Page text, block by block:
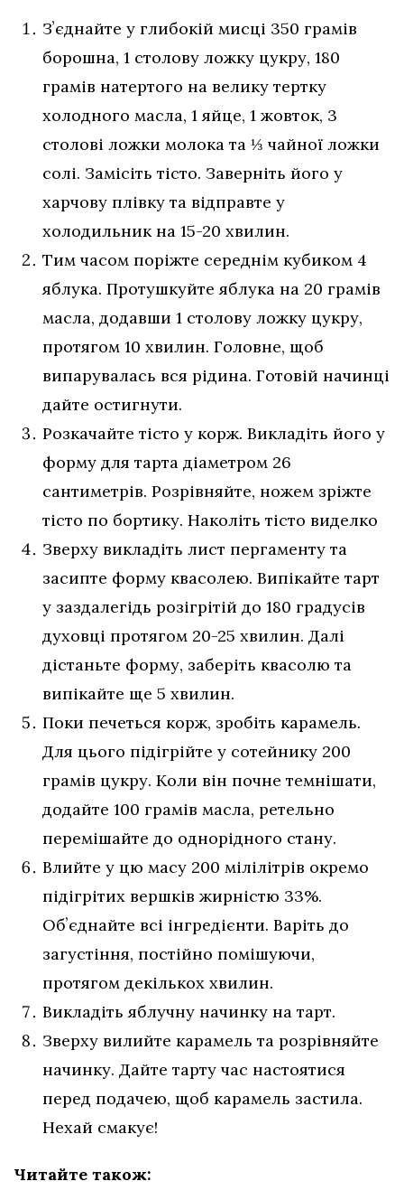
Зʼєднайте у глибокій мисці 350 грамів
борошна, 1 столову ложку цукру, 180
грамів натертого на велику тертку
холодного масла, 1 яйце, 1 жовток, 3
столові ложки молока та ⅓ чайної ложки
солі. Замісіть тісто. Заверніть його у
харчову плівку та відправте у
холодильник на 15-20 хвилин.
Тим часом поріжте середнім кубиком 4
яблука. Протушкуйте яблука на 20 грамів
масла, додавши 1 столову ложку цукру,
протягом 10 хвилин. Головне, щоб
випарувалась вся рідина. Готовій начинці
дайте остигнути.
Розкачайте тісто у корж. Викладіть його у
форму для тарта діаметром 26
сантиметрів. Розрівняйте, ножем зріжте
тісто по бортику. Наколіть тісто виделко
Зверху викладіть лист пергаменту та
засипте форму квасолею. Випікайте тарт
у заздалегідь розігрітій до 180 градусів
духовці протягом 20-25 хвилин. Далі
дістаньте форму, заберіть квасолю та
випікайте ще 5 хвилин.
Поки печеться корж, зробіть карамель.
Для цього підігрійте у сотейнику 200
грамів цукру. Коли він почне темнішати,
додайте 100 грамів масла, ретельно
перемішайте до однорідного стану.
Влийте у цю масу 200 мілілітрів окремо
підігрітих вершків жирністю 33%.
Обʼєднайте всі інгредієнти. Варіть до
загустіння, постійно помішуючи,
протягом декількох хвилин.
Викладіть яблучну начинку на тарт.
Зверху вилийте карамель та розрівняйте
начинку. Дайте тарту час настоятися
перед подачею, щоб карамель застила.
Нехай смакує!
Читайте також: